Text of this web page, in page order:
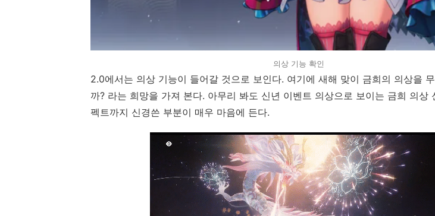
의상 기능 확인
2.0에서는 의상 기능이 들어갈 것으로 보인다. 여기에 새해 맞이 금희의 의상을
까? 라는 희망을 가져 본다. 아무리 봐도 신년 이벤트 의상으로 보이는 금희 의상
펙트까지 신경쓴 부분이 매우 마음에 든다.